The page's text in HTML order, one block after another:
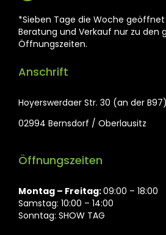
*Sieben Tage die Woche
Beratung und Verkauf nur zu den
Öffnungszeiten.
Anschrift
Hoyerswerdaer Str. 30 (an der B97)
02994 Bernsdorf / Oberlausitz
Öffnungszeiten
Montag ⁠– Freitag:09:00 – 18:00
Samstag: 10:00 – 14:00
Sonntag: SHOW TAG